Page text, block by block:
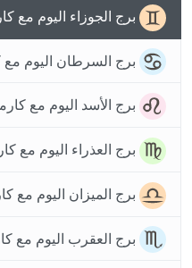
برج الجوزاء اليوم
برج السرطان اليوم
برج الأسد اليوم مع
برج العذراء اليوم
برج الميزان اليوم
برج العقرب اليوم